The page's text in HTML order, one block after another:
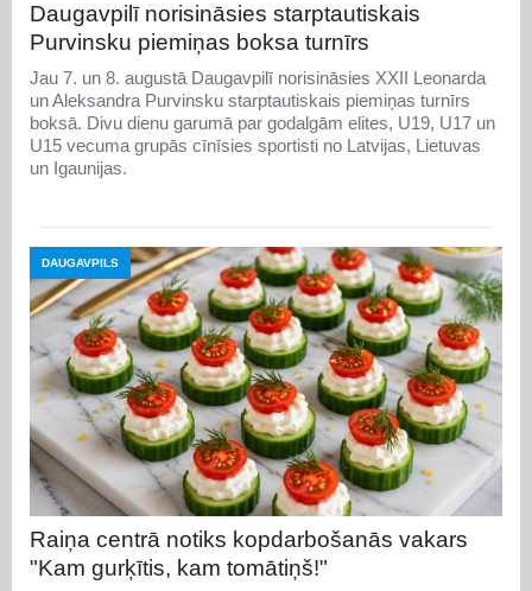
Daugavpilī norisināsies starptautiskais
Purvinsku piemiņas boksa turnīrs
Jau 7. un 8. augustā Daugavpilī norisināsies XXII Leonarda
un Aleksandra Purvinsku starptautiskais piemiņas turnīrs
boksā. Divu dienu garumā par godalgām elites, U19, U17 un
U15 vecuma grupās cīnīsies sportisti no Latvijas, Lietuvas
un Igaunijas.
DAUGAVPILS
Raiņa centrā notiks kopdarbošanās vakars
"Kam gurķītis, kam tomātiņš!"